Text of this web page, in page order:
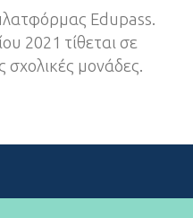
Edupass.
2021 τίθεται σε
σχολικές μονάδες.